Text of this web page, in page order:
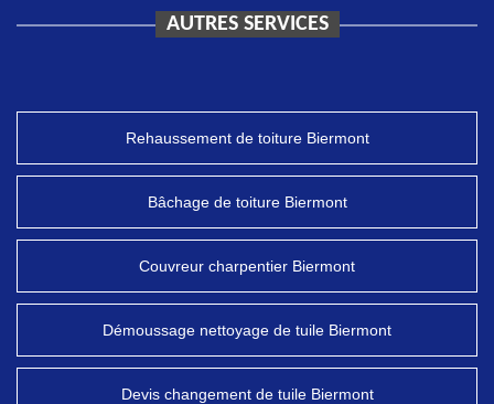
AUTRES SERVICES
Rehaussement de toiture Biermont
Bâchage de toiture Biermont
Couvreur charpentier Biermont
Démoussage nettoyage de tuile Biermont
Devis changement de tuile Biermont